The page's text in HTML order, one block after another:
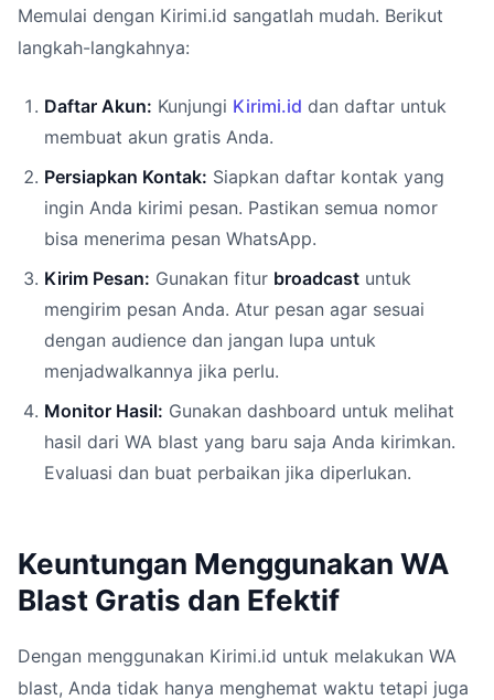
Memulai dengan Kirimi.id sangatlah mudah. Berikut
langkah-langkahnya:
Daftar Akun: Kunjungi Kirimi.id dan daftar untuk
membuat akun gratis Anda.
Persiapkan Kontak: Siapkan daftar kontak yang
ingin Anda kirimi pesan. Pastikan semua nomor
bisa menerima pesan WhatsApp.
Kirim Pesan: Gunakan fitur broadcast untuk
mengirim pesan Anda. Atur pesan agar sesuai
dengan audience dan jangan lupa untuk
menjadwalkannya jika perlu.
Monitor Hasil: Gunakan dashboard untuk melihat
hasil dari WA blast yang baru saja Anda kirimkan.
Evaluasi dan buat perbaikan jika diperlukan.
Keuntungan Menggunakan WA
Blast Gratis dan Efektif
Dengan menggunakan Kirimi.id untuk melakukan WA
blast, Anda tidak hanya menghemat waktu tetapi juga